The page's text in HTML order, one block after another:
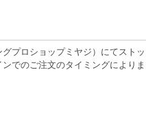
プロショップミヤジ）にてストッ
でのご注文のタイミングによりま